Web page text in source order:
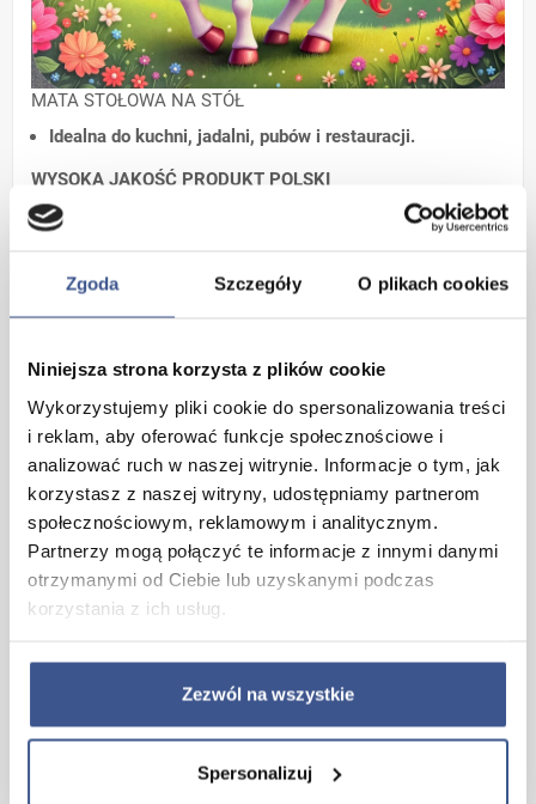
Zgoda Szczegóły O plikach cookies
Niniejsza strona korzysta z plików cookie
Wykorzystujemy pliki cookie do spersonalizowania treści
i reklam, aby oferować funkcje społecznościowe i
analizować ruch w naszej witrynie. Informacje o tym, jak
korzystasz z naszej witryny, udostępniamy partnerom
społecznościowym, reklamowym i analitycznym.
Partnerzy mogą połączyć te informacje z innymi danymi
otrzymanymi od Ciebie lub uzyskanymi podczas
korzystania z ich usług.
Zezwól na wszystkie
Spersonalizuj
MATA STOŁOWA NA STÓŁ
Idealna do kuchni, jadalni, pubów i restauracji.
WYSOKA JAKOŚĆ PRODUKT POLSKI
____________________________________
CHARAKTERYSTYKA PODKŁADKI:
wysokość: 29,8cm
grubość:1mm
druk:offset
jakość : 300dpi
gramatura papieru:300g
wytrzymałość termiczna:do 100*C
Rogi podkładki są zaokrąglaneaby nie zaczepiały o
elementy na których będzie użytkowana
(np. obrus)
jednocześnie nadają podkładce wyjątkowego wyglądu.
Pokryta folią błyszczącą, odporną na wysokie
- do 100*C.